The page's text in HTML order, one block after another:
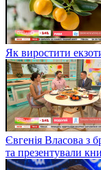
Як виростити
Євгенія Власова з
та презентували